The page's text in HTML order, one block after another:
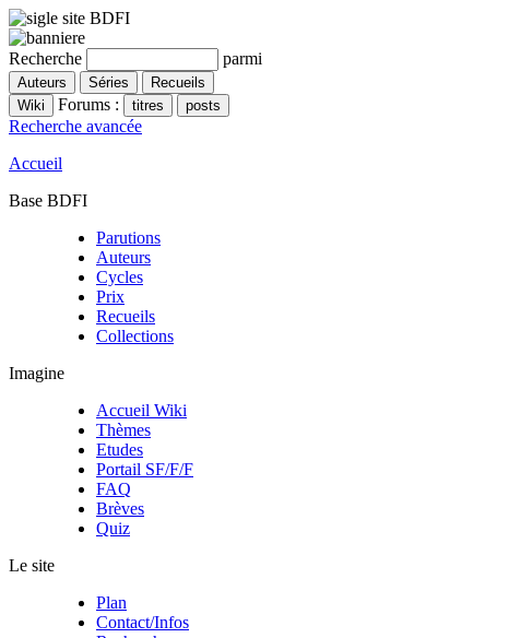
Recherche parmi
Forums :
Recherche avancée
Accueil
Base BDFI
Parutions
Auteurs
Cycles
Prix
Recueils
Collections
Imagine
Accueil Wiki
Thèmes
Etudes
Portail SF/F/F
FAQ
Brèves
Quiz
Le site
Plan
Contact/Infos